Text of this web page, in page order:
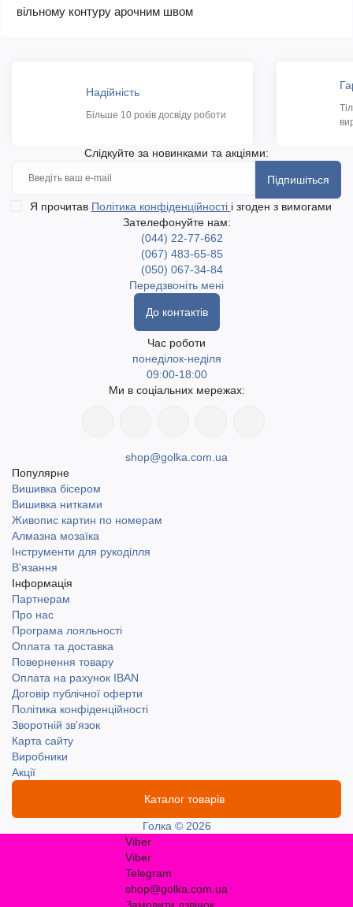
вільному контуру арочним швом
Надійність
Більше 10 років досвіду роботи
Слідкуйте за новинками та акціями:
Підпишіться
Я прочитав Політика конфіденційності і згоден з вимогами
Зателефонуйте нам:
(044) 22-77-662
(067) 483-65-85
(050) 067-34-84
Передзвоніть мені
До контактів
Час роботи
понеділок-неділя
09:00-18:00
Ми в соціальних мережах:
shop@golka.com.ua
Популярне
Вишивка бісером
Вишивка нитками
Живопис картин по номерам
Алмазна мозаїка
Інструменти для рукоділля
В'язання
Інформація
Партнерам
Про нас
Програма лояльності
Оплата та доставка
Повернення товару
Оплата на рахунок IBAN
Договір публічної оферти
Політика конфіденційності
Зворотній зв'язок
Карта сайту
Виробники
Акції
Каталог товарів
Голка © 2026
Viber
Viber
Telegram
shop@golka.com.ua